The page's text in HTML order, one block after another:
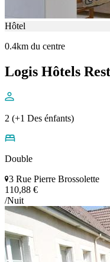
Hôtel
0.4km du centre
Logis Hôtels
2 (+1 Des énfants)
Double
3 Rue Pierre Brossolette
110,88 €
/Nuit